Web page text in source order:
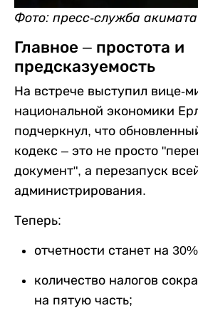
Фото: пресс-служба
Главное – простота и
предсказуемость
На встрече выступил вице-
национальной экономики
подчеркнул, что
кодекс – это не просто
документ", а перезапуск
администрирования.
Теперь:
отчетности станет на
количество налогов
на пятую часть;